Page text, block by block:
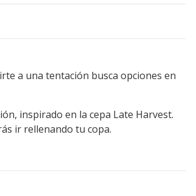
a una tentación busca opciones en
inspirado en la cepa Late Harvest.
ir rellenando tu copa.